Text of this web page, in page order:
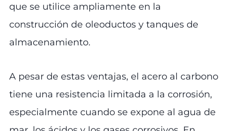
que se utilice ampliamente en la
construcción de oleoductos y tanques de
almacenamiento.
A pesar de estas ventajas, el acero al carbono
tiene una resistencia limitada a la corrosión,
especialmente cuando se expone al agua de